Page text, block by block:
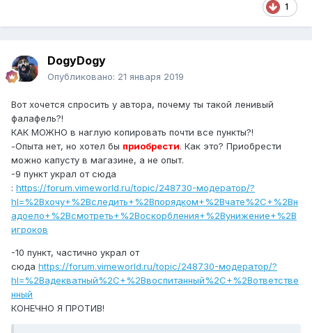
1
DogyDogy
Опубликовано: 21 января 2019
Вот хочется спросить у автора, почему ты такой ленивый
фалафель?!
КАК МОЖНО в наглую копировать почти все пункты?!
-Опыта нет, но хотел бы приобрести. Как это? Приобрести
можно капусту в магазине, а не опыт.
-9 пункт украл от сюда
: https://forum.vimeworld.ru/topic/248730-модератор/?
hl=%2Bхочу+%2Bследить+%2Bпорядком+%2Bчате%2C+%2Bн
адоело+%2Bсмотреть+%2Bоскорбления+%2Bунижение+%2B
игроков
-10 пункт, частично украл от
сюда https://forum.vimeworld.ru/topic/248730-модератор/?
hl=%2Bадекватный%2C+%2Bвоспитанный%2C+%2Bответстве
нный
КОНЕЧНО Я ПРОТИВ!